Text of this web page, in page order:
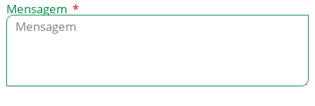
Mensagem